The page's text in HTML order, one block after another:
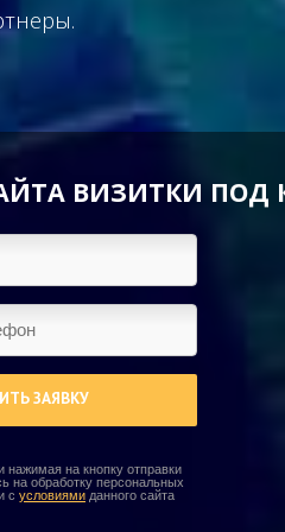
ВИЗИТКИ ПОД
ЗАЯВКУ
на кнопку отправки
на обработку персональных
с условиями данного сайта